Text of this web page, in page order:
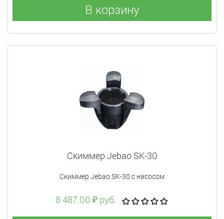
В корзину
Скиммер Jebao SK-30
Скиммер Jebao SK-30 с насосом
8 487.00 ₽ руб.